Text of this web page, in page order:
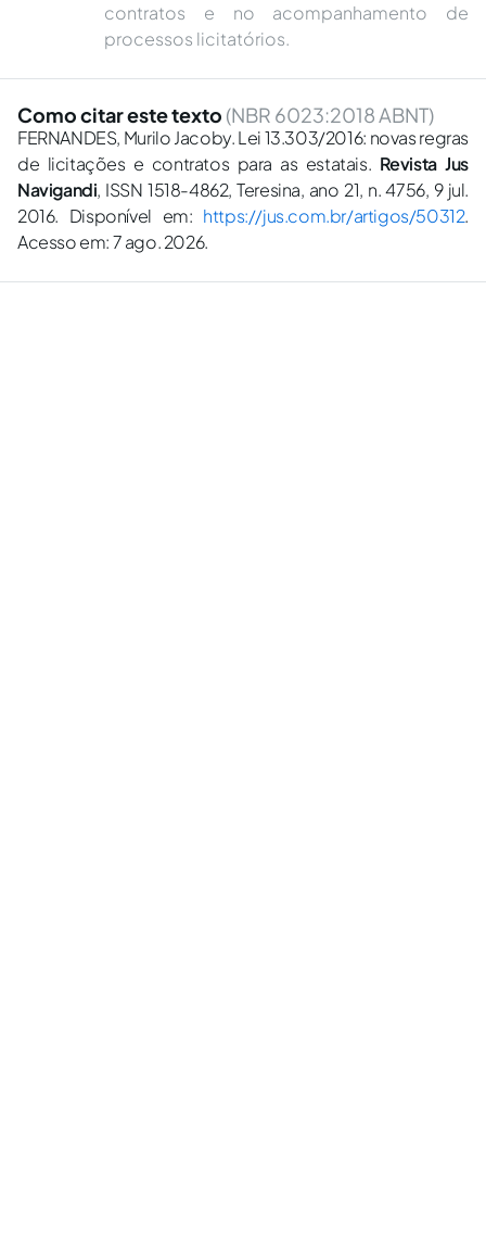
contratos e no acompanhamento de
processos licitatórios.
Como citar este texto (NBR 6023:2018 ABNT)
FERNANDES, Murilo Jacoby. Lei 13.303/2016: novas regras
de licitações e contratos para as estatais. Revista Jus
Navigandi, ISSN 1518-4862, Teresina, ano 21, n. 4756, 9 jul.
2016. Disponível em: https://jus.com.br/artigos/50312.
Acesso em: 7 ago. 2026.